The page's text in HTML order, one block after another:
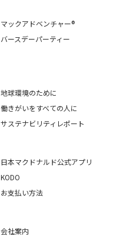
マックアドベンチャー®
バースデーパーティー
地球環境のために
働きがいをすべての人に
サステナビリティレポート
日本マクドナルド公式アプリ
KODO
お支払い方法
会社案内